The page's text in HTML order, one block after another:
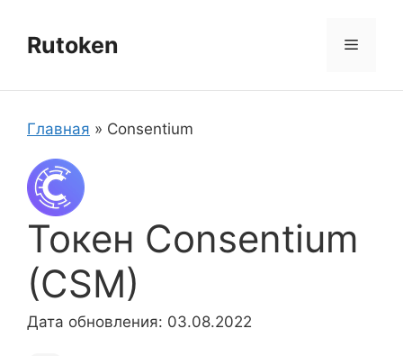
содержимому
Rutoken Меню
Главная » Consentium
Токен Consentium
(CSM)
Дата обновления: 03.08.2022